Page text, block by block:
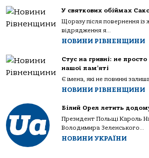
У святкових обіймах
Щоразу після повернення із
відрядження я...
НОВИНИ РІВНЕНЩИНИ
Стус на гривні: не
нашої пам’яті
Є імена, які не повинні
НОВИНИ РІВНЕНЩИНИ
Білий Орел летить
Президент Польщі Кароль
Володимира Зеленського...
НОВИНИ УКРАЇНИ